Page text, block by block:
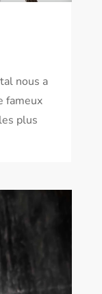
nous a
fameux
plus